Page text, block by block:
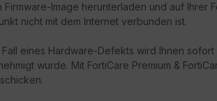
Image herunterladen und auf Ihrer
nicht mit dem Internet verbunden ist.
Fall eines Hardware-Defekts wird Ihnen
wurde. Mit FortiCare Premium &